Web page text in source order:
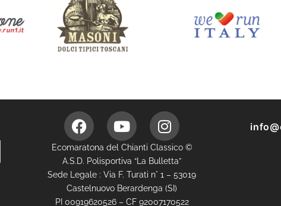
Ecomaratona del Chianti Classico ©
A.S.D. Polisportiva “La Bulletta”
Sede Legale : Via F. Turati n° 1 – 53019
Castelnuovo Berardenga (SI)
PI 00919620526 – CF 92007170522